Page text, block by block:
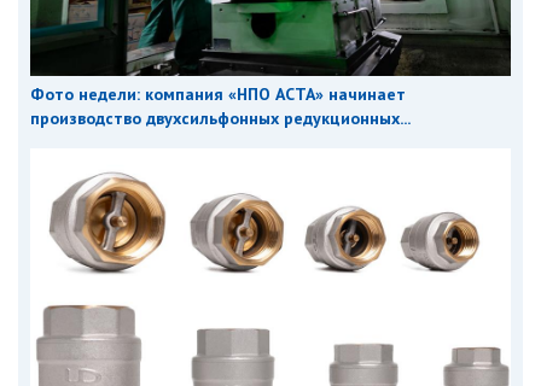
Фото недели: компания «НПО АСТА» начинает
производство двухсильфонных редукционных...